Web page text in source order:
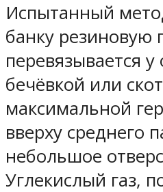
Испытанный
банку резиновую
перевязывается
бечёвкой или
максимальной
вверху среднего
небольшое
Углекислый газ,